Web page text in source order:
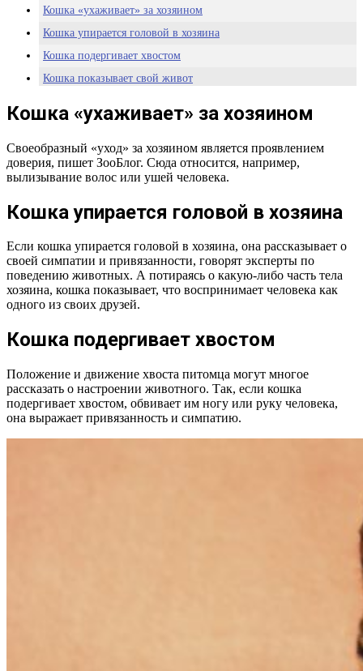
Кошка «ухаживает» за хозяином
Кошка упирается головой в хозяина
Кошка подергивает хвостом
Кошка показывает свой живот
Кошка приносит «подарки»
Кошка аккуратно кусает
Кошка ходит по пятам
Кошка «ухаживает» за хозяином
Своеобразный «уход» за хозяином является проявлением
доверия, пишет ЗооБлог. Сюда относится, например,
вылизывание волос или ушей человека.
Кошка упирается головой в хозяина
Если кошка упирается головой в хозяина, она рассказывает о
своей симпатии и привязанности, говорят эксперты по
поведению животных. А потираясь о какую-либо часть тела
хозяина, кошка показывает, что воспринимает человека как
одного из своих друзей.
Кошка подергивает хвостом
Положение и движение хвоста питомца могут многое
рассказать о настроении животного. Так, если кошка
подергивает хвостом, обвивает им ногу или руку человека,
она выражает привязанность и симпатию.